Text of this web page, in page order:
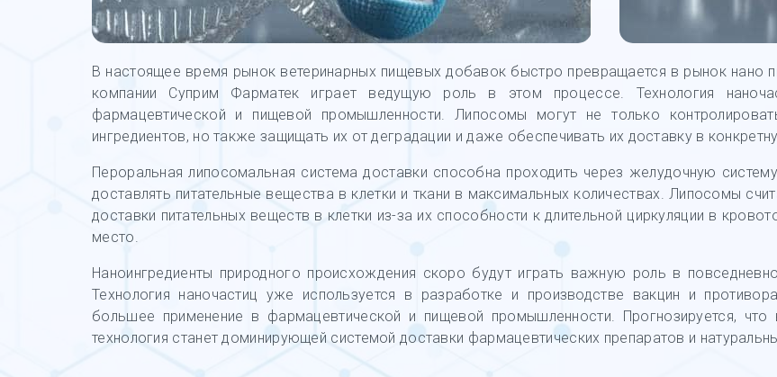
В настоящее время рынок ветеринарных пищевых добавок быстро превращается в рынок нано
компании Суприм Фарматек играет ведущую роль в этом процессе. Технология
фармацевтической и пищевой промышленности. Липосомы могут не только
ингредиентов, но также защищать их от деградации и даже обеспечивать их доставку в
Пероральная липосомальная система доставки способна проходить через желудочную
доставлять питательные вещества в клетки и ткани в максимальных количествах. Липосомы
доставки питательных веществ в клетки из-за их способности к длительной циркуляции в
место.
Наноингредиенты природного происхождения скоро будут играть важную роль в
Технология наночастиц уже используется в разработке и производстве вакцин и
большее применение в фармацевтической и пищевой промышленности. Прогнозируется, что
технология станет доминирующей системой доставки фармацевтических препаратов и